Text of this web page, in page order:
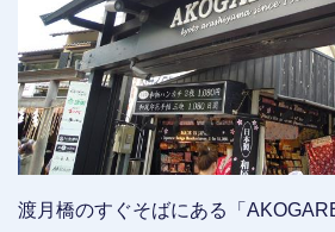
渡月橋のすぐそばにある「